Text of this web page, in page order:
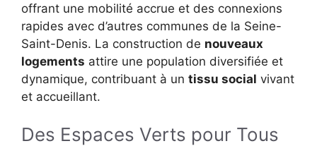
offrant une mobilité accrue et des connexions
rapides avec d’autres communes de la Seine-
Saint-Denis. La construction de nouveaux
logements attire une population diversifiée et
dynamique, contribuant à un tissu social vivant
et accueillant.
Des Espaces Verts pour Tous